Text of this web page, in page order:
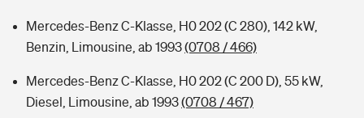
Kinderunfall-Check: Mehr Sicherheit für deine Kids
Sie haben Fragen?
Mercedes-Benz C-Klasse, H0 202 (C 280), 142 kW,
Benzin, Limousine, ab 1993(0708 / 466)
Mercedes-Benz C-Klasse, H0 202 (C 200 D), 55 kW,
Diesel, Limousine, ab 1993(0708 / 467)